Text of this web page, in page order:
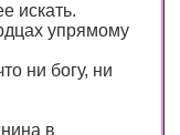
искать.
упрямому
ни богу, ни
в